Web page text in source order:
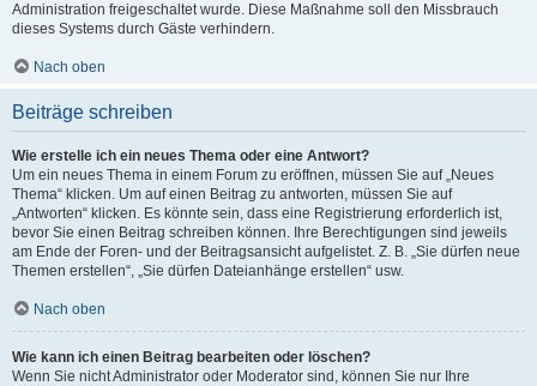
Administration freigeschaltet wurde. Diese Maßnahme soll den Missbrauch
dieses Systems durch Gäste verhindern.
Nach oben
Beiträge schreiben
Wie erstelle ich ein neues Thema oder eine Antwort?
Um ein neues Thema in einem Forum zu eröffnen, müssen Sie auf „Neues
Thema“ klicken. Um auf einen Beitrag zu antworten, müssen Sie auf
„Antworten“ klicken. Es könnte sein, dass eine Registrierung erforderlich ist,
bevor Sie einen Beitrag schreiben können. Ihre Berechtigungen sind jeweils
am Ende der Foren- und der Beitragsansicht aufgelistet. Z. B. „Sie dürfen neue
Themen erstellen“, „Sie dürfen Dateianhänge erstellen“ usw.
Nach oben
Wie kann ich einen Beitrag bearbeiten oder löschen?
Wenn Sie nicht Administrator oder Moderator sind, können Sie nur Ihre